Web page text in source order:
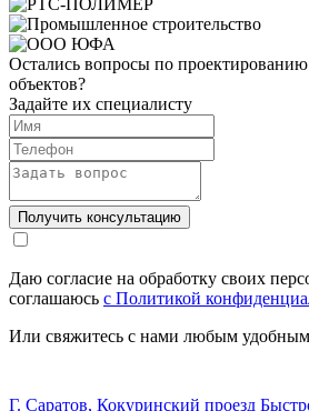
Остались вопросы по проектированию
объектов?
Задайте их специалисту
Получить консультацию
Даю согласие на обработку своих
соглашаюсь с Политикой
Или свяжитесь с нами любым
Г. Саратов, Кокуринский проезд